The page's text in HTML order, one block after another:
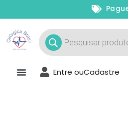
Pague
Entre ouCadastre